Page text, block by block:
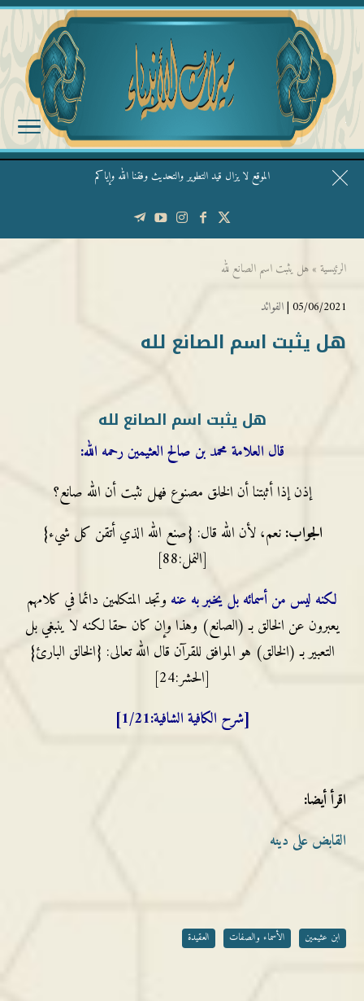
الموقع لا يزال قيد التطوير والتحديث وفقنا الله وإياكم
قال الشيخ ربيع وفقه الله: نحن ليس عندنا تقديس الأشخاص
الرئيسية » هل يثبت اسم الصانع لله
05/06/2021 | الفوائد
هل يثبت اسم الصانع لله
هل يثبت اسم الصانع لله
قال العلامة محمد بن صالح العثيمين رحمه الله:
إذن إذا أثبتنا أن الخلق مصنوع فهل نثبت أن الله صانع؟
الجواب:نعم، لأن الله قال: {صنع الله الذي أتقن كل شيء}
[النمل:88]
لكنه ليس من أسمائه بل يخبر به عنه وتجد المتكلمين دائما في كلامهم
يعبرون عن الخالق بـ (الصانع) وهذا وإن كان حقا لكنه لا ينبغي بل
التعبير بـ (الخالق) هو الموافق للقرآن قال الله تعالى: {الخالق البارئ}
[الحشر:24]
[شرح الكافية الشافية:1/21]
اقرأ أيضا:
القابض على دينه
ابن عثيمين الأسماء والصفات العقيدة